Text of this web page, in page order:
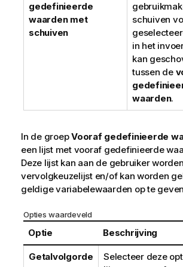
gedefinieerde
waarden met
schuiven
schuiven
in het
kan
tussen de
waarden.
In de groepVooraf gedefinieerde
een lijst met vooraf gedefinieerde
Deze lijst kan aan de gebruiker
vervolgkeuzelijst en/of kan worden
geldige variabelewaarden op te
Opties waardeveld
Optie Beschrijving
Getalvolgorde
Selecteer deze